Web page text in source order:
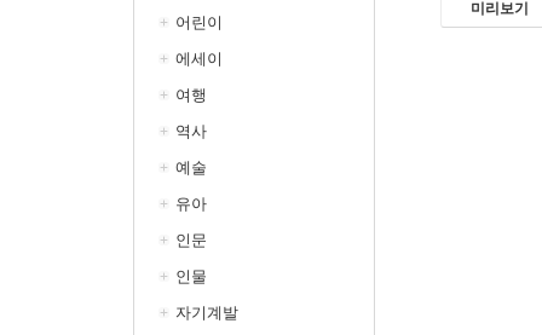
어린이
에세이
여행
역사
예술
유아
인문
인물
자기계발
미리보기